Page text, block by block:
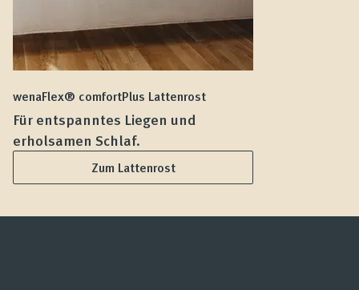
wenaFlex® comfortPlus Lattenrost
Für entspanntes Liegen und
erholsamen Schlaf.
Zum Lattenrost